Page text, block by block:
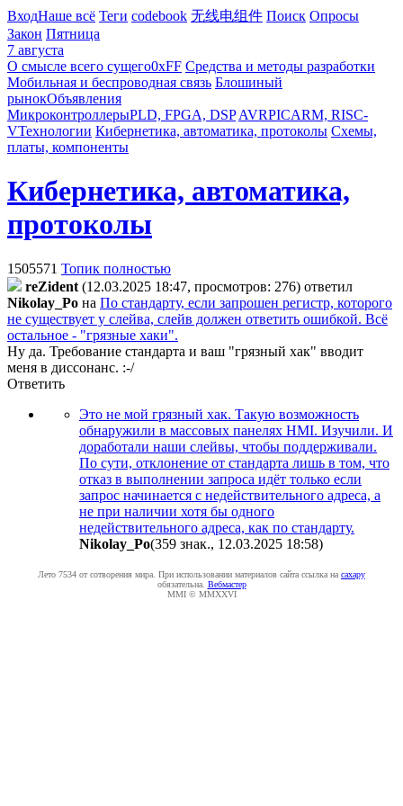
ВходНаше всё Теги codebook 无线电组件 Поиск Опросы
Закон Пятница
7 августа
О смысле всего сущего0xFF Средства и методы разработки
Мобильная и беспроводная связь Блошиный
рынокОбъявления
МикроконтроллерыPLD, FPGA, DSP AVRPICARM, RISC-
VТехнологии Кибернетика, автоматика, протоколы Схемы,
платы, компоненты
Кибернетика, автоматика,
протоколы
1505571 Топик полностью
reZident (12.03.2025 18:47, просмотров: 276) ответил
Nikolay_Po на По стандарту, если запрошен регистр, которого
не существует у слейва, слейв должен ответить ошибкой. Всё
остальное - "грязные хаки".
Ну да. Требование стандарта и ваш "грязный хак" вводит
меня в диссонанс. :-/
Ответить
Это не мой грязный хак. Такую возможность
обнаружили в массовых панелях HMI. Изучили. И
доработали наши слейвы, чтобы поддерживали.
По сути, отклонение от стандарта лишь в том, что
отказ в выполнении запроса идёт только если
запрос начинается с недействительного адреса, а
не при наличии хотя бы одного
недействительного адреса, как по стандарту.
Nikolay_Po(359 знак., 12.03.2025 18:58)
Лето 7534 от сотворения мира. При использовании материалов сайта ссылка на caxapу
обязательна. Вебмастер
MMI © MMXXVI